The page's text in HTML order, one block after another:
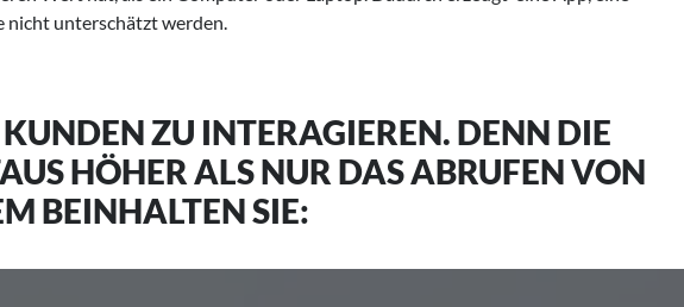
unterschätzt werden.
ZU INTERAGIEREN. DENN DIE
HÖHER ALS NUR DAS ABRUFEN VON
BEINHALTEN SIE: